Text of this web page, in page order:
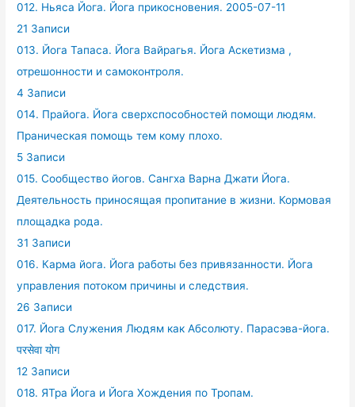
012. Ньяса Йога. Йога прикосновения. 2005-07-11
21 Записи
013. Йога Тапаса. Йога Вайрагья. Йога Аскетизма ,
отрешонности и самоконтроля.
4 Записи
014. Прайога. Йога сверхспособностей помощи людям.
Праническая помощь тем кому плохо.
5 Записи
015. Сообщество йогов. Сангха Варна Джати Йога.
Деятельность приносящая пропитание в жизни. Кормовая
площадка рода.
31 Записи
016. Карма йога. Йога работы без привязанности. Йога
управления потоком причины и следствия.
26 Записи
017. Йога Служения Людям как Абсолюту. Парасэва-йога.
परसेवा योग
12 Записи
018. ЯТра Йога и Йога Хождения по Тропам.